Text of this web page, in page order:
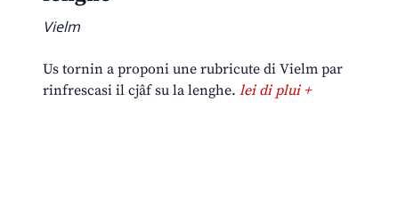
Vielm
Us tornin a proponi une rubricute di Vielm par
rinfrescasi il cjâf su la lenghe. lei di plui +